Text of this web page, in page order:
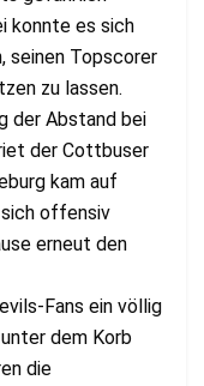
konnte es sich
seinen Topscorer
zu lassen.
der Abstand bei
der Cottbuser
kam auf
sich offensiv
erneut den
Fans ein völlig
dem Korb
die